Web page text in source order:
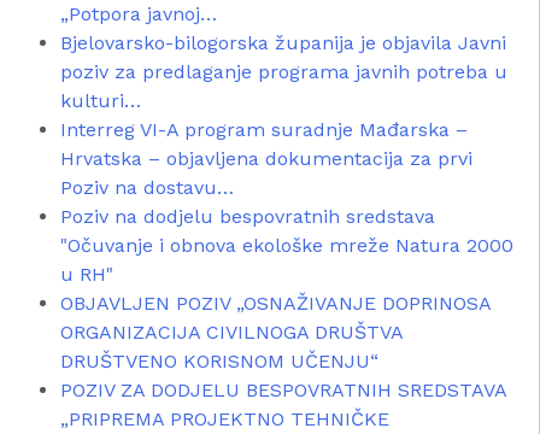
„Potpora javnoj…
Bjelovarsko-bilogorska županija je objavila Javni
poziv za predlaganje programa javnih potreba u
kulturi…
Interreg VI-A program suradnje Mađarska –
Hrvatska – objavljena dokumentacija za prvi
Poziv na dostavu…
Poziv na dodjelu bespovratnih sredstava
"Očuvanje i obnova ekološke mreže Natura 2000
u RH"
OBJAVLJEN POZIV „OSNAŽIVANJE DOPRINOSA
ORGANIZACIJA CIVILNOGA DRUŠTVA
DRUŠTVENO KORISNOM UČENJU“
POZIV ZA DODJELU BESPOVRATNIH SREDSTAVA
„PRIPREMA PROJEKTNO TEHNIČKE